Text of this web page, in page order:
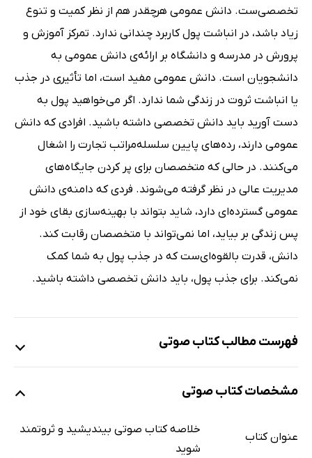
تخصصی‌ست. دانش عمومی هرچقدر هم از نظر کمیت و تنوع
زیاد باشد، در انباشت پول کاربرد چندانی ندارد. تمرکز آموزش و
پرورش در مدرسه و دانشگاه بر ارائه‌ی دانش عمومی به
دانشجویان است. دانش عمومی مفید است، اما تأثیری در جذب
یا انباشت ثروت در زندگی شما ندارد. اگر می‌خواهید پول به
دست آورید باید دانش تخصصی داشته باشید. افرادی که دانش
عمومی دارند، رده‌های پایین سلسله‌مراتب تجارت را اشغال
می‌کنند. در حالی که متخصصان برای پر کردن جایگاه‌های
مدیریت عالی در نظر گرفته می‌شوند. فردی که دامنه‌ی دانش
عمومی گسترده‌ای دارد، شاید بتواند با بهینه‌سازی بقای خود از
پس زندگی بر بیاید، اما نمی‌تواند با متخصصان رقابت کند.
دانش، قدرت بالقوه‌ای‌ست که در جذب پول به شما کمک
نمی‌کند. برای جذب پول، باید دانش تخصصی داشته باشید.
فهرست مطالب کتاب صوتی
نمونه
42 دقیقه
مشخصات کتاب صوتی
عنوان کتاب
خلاصه کتاب صوتی بیندیشید و ثروتمند
شوید